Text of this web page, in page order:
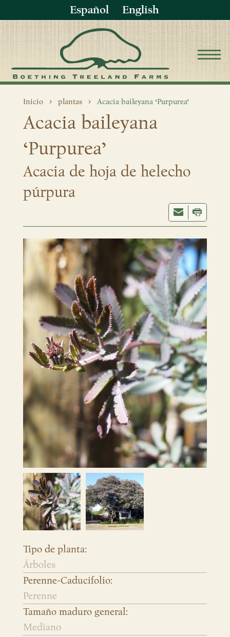
Español English
Inicio plantas Acacia baileyana ‘Purpurea’
Acacia baileyana
‘Purpurea’
Acacia de hoja de helecho
púrpura
Tipo de planta:
Árboles
Perenne-Caducifolio:
Perenne
Tamaño maduro general:
Mediano